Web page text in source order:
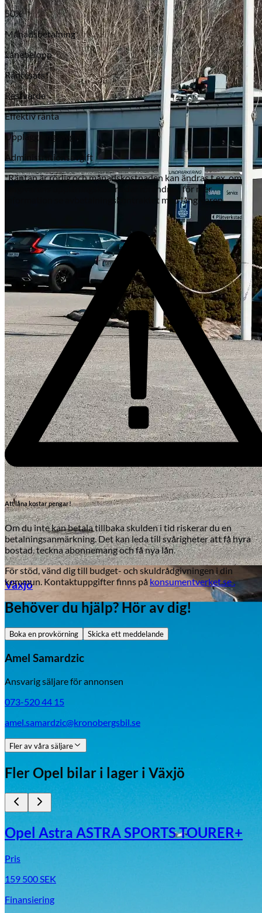
Subaru
Mazda
Fordonstyp
MopedbilPickupTransportbilPersonbil
Visa alla fordon
Växjö
50%
Månadsbetalning
Lånebelopp
Räntesats*
Restvärde
Effektiv ränta
Uppläggningsavgift
Administrationsavgift
*Räntan är rörlig och månadskostnaden kan ändras t.ex. om
långivarens upplåningskostnader förändras, för mer
information se avbetalningskontraktet med långivaren.
Att låna kostar pengar!
Om du inte kan betala tillbaka skulden i tid riskerar du en
betalningsanmärkning. Det kan leda till svårigheter att få hyra
bostad, teckna abonnemang och få nya lån.
För stöd, vänd dig till budget- och skuldrådgivningen i din
kommun. Kontaktuppgifter finns på konsumentverket.se .
Behöver du hjälp? Hör av dig!
Boka en provkörning Skicka ett meddelande
Amel Samardzic
Ansvarig säljare för annonsen
073-520 44 15
amel.samardzic@kronobergsbil.se
Fler av våra säljare
FlerOpel bilar i lager i Växjö
Opel Astra ASTRA SPORTS TOURER+
Pris
159 500SEK
Finansiering